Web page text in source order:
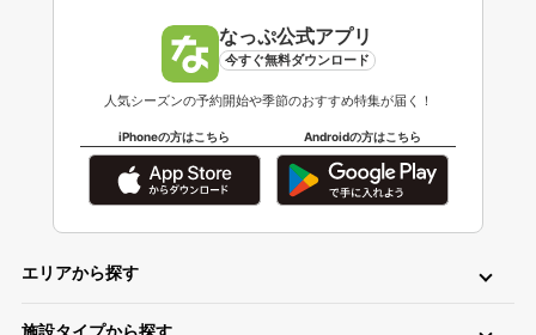
なっぷ公式アプリ
今すぐ無料ダウンロード
人気シーズンの予約開始や季節のおすすめ特集が届く！
iPhoneの方はこちら Androidの方はこちら
エリアから探す